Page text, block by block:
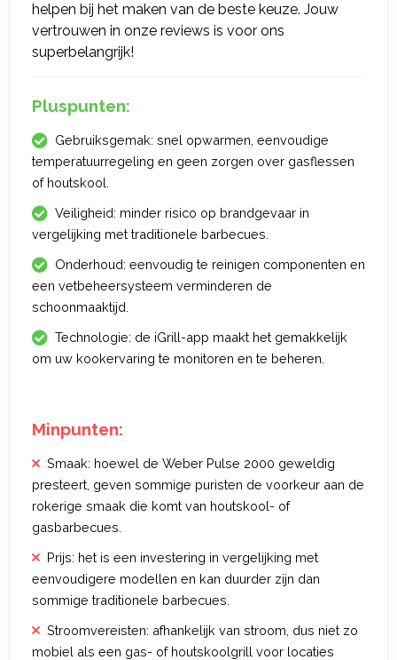
helpen bij het maken van de beste keuze. Jouw
vertrouwen in onze reviews is voor ons
superbelangrijk!
Pluspunten:
Gebruiksgemak: snel opwarmen, eenvoudige
temperatuurregeling en geen zorgen over gasflessen
of houtskool.
Veiligheid: minder risico op brandgevaar in
vergelijking met traditionele barbecues.
Onderhoud: eenvoudig te reinigen componenten en
een vetbeheersysteem verminderen de
schoonmaaktijd.
Technologie: de iGrill-app maakt het gemakkelijk
om uw kookervaring te monitoren en te beheren.
Minpunten:
Smaak: hoewel de Weber Pulse 2000 geweldig
presteert, geven sommige puristen de voorkeur aan de
rokerige smaak die komt van houtskool- of
gasbarbecues.
Prijs: het is een investering in vergelijking met
eenvoudigere modellen en kan duurder zijn dan
sommige traditionele barbecues.
Stroomvereisten: afhankelijk van stroom, dus niet zo
mobiel als een gas- of houtskoolgrill voor locaties